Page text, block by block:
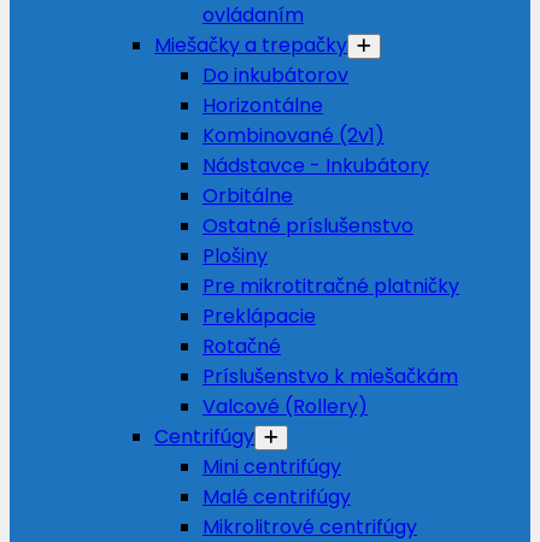
ovládaním
Miešačky a trepačky
Do inkubátorov
Horizontálne
Kombinované (2v1)
Nádstavce - Inkubátory
Orbitálne
Ostatné príslušenstvo
Plošiny
Pre mikrotitračné platničky
Preklápacie
Rotačné
Príslušenstvo k miešačkám
Valcové (Rollery)
Centrifúgy
Mini centrifúgy
Malé centrifúgy
Mikrolitrové centrifúgy